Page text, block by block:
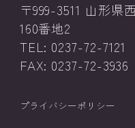
〒999-3511 山形県
160番地2
TEL: 0237-72-7121
FAX: 0237-72-3936
プライバシーポリシー